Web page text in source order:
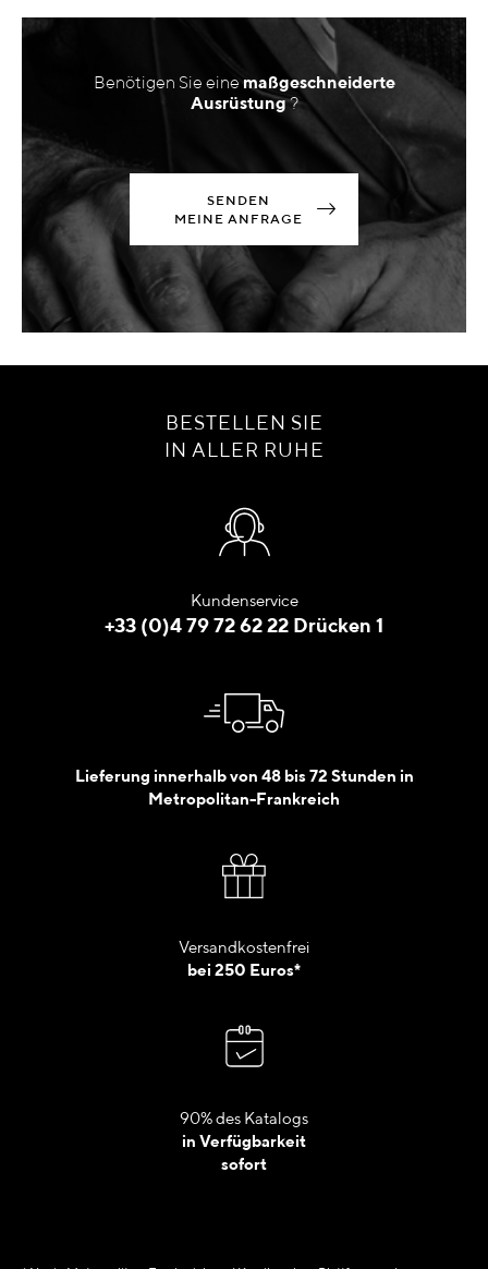
Benötigen Sie einemaßgeschneiderte
Ausrüstung?
SENDEN
MEINE ANFRAGE
BESTELLEN SIE
IN ALLER RUHE
Kundenservice
+33 (0)4 79 72 62 22 Drücken 1
Lieferung innerhalb von 48 bis 72 Stunden in
Metropolitan-Frankreich
Versandkostenfrei
bei 250 Euros*
90% des Katalogs
in Verfügbarkeit
sofort